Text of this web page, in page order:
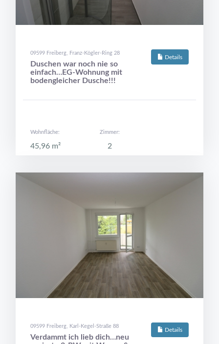
Details
09599 Freiberg, Franz-Kögler-Ring 28
Duschen war noch nie so
einfach…EG-Wohnung mit
bodengleicher Dusche!!!
Wohnfläche:
45,96 m²
Zimmer:
2
Details
09599 Freiberg, Karl-Kegel-Straße 88
Verdammt ich lieb dich…neu